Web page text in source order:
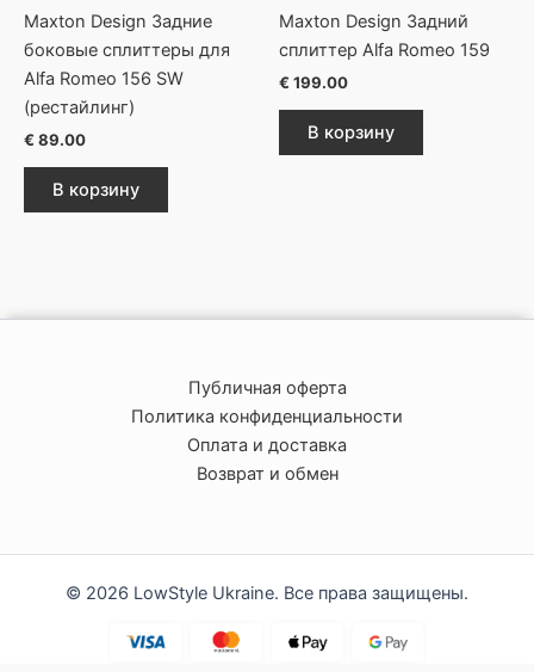
Maxton Design Задние
боковые сплиттеры для
Alfa Romeo 156 SW
(рестайлинг)
€ 89.00
В корзину
Maxton Design Задний
сплиттер Alfa Romeo 159
€ 199.00
В корзину
Публичная оферта
Политика конфиденциальности
Оплата и доставка
Возврат и обмен
© 2026 LowStyle Ukraine. Все права защищены.